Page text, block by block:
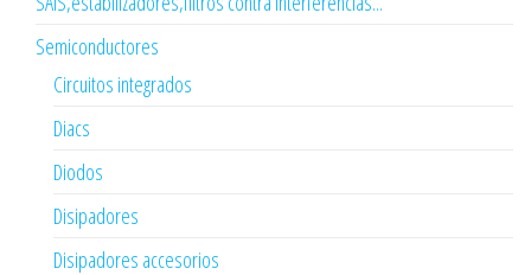
Semiconductores
Circuitos integrados
Diacs
Diodos
Disipadores
Disipadores accesorios